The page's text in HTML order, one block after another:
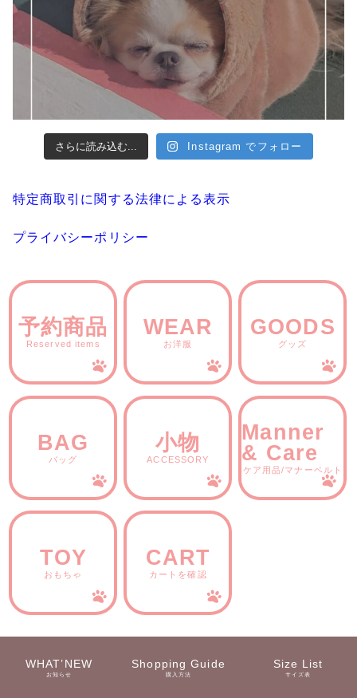
さらに読み込む... Instagram でフォロー
特定商取引に関する法律による表示
プライバシーポリシー
予約商品
Reserved items
WEAR
お洋服
GOODS
グッズ
BAG
バッグ
小物
ACCESSORY
Manner
& Care
ケア用品/マナーベルト
TOY
おもちゃ
CART
カートを確認
WHAT’NEW
お知らせ
Shopping Guide
購入方法
Size List
サイズ表